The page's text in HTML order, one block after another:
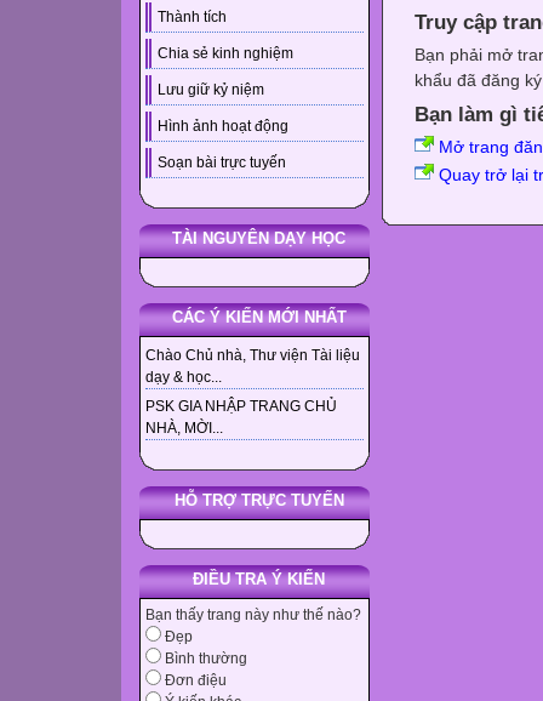
Thành tích
Chia sẻ kinh nghiệm
Lưu giữ kỷ niệm
Hình ảnh hoạt động
Soạn bài trực tuyến
TÀI NGUYÊN DẠY HỌC
CÁC Ý KIẾN MỚI NHẤT
Chào Chủ nhà, Thư viện Tài liệu
dạy & học...
PSK GIA NHẬP TRANG CHỦ
NHÀ, MỜI...
HỖ TRỢ TRỰC TUYẾN
ĐIỀU TRA Ý KIẾN
Bạn thấy trang này như thế nào?
Đẹp
Bình thường
Đơn điệu
Truy cập
Bạn phải mở
khẩu đã đăng
Bạn làm gì
Mở trang
Quay trở lại